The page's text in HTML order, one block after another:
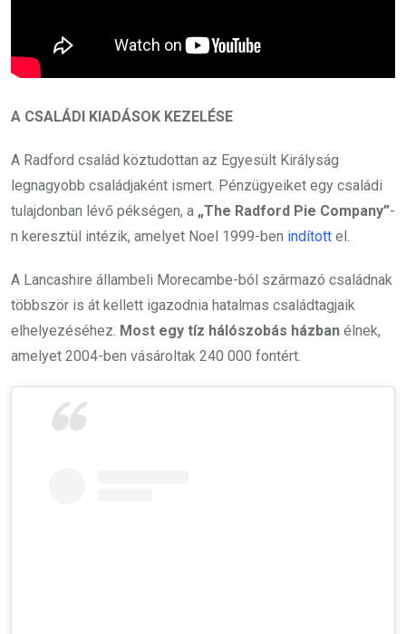
A CSALÁDI KIADÁSOK KEZELÉSE
A Radford család köztudottan az Egyesült Királyság
legnagyobb családjaként ismert. Pénzügyeiket egy családi
tulajdonban lévő pékségen, a „The Radford Pie Company”-
n keresztül intézik, amelyet Noel 1999-ben indított el.
A Lancashire állambeli Morecambe-ból származó családnak
többször is át kellett igazodnia hatalmas családtagjaik
elhelyezéséhez. Most egy tíz hálószobás házban élnek,
amelyet 2004-ben vásároltak 240 000 fontért.